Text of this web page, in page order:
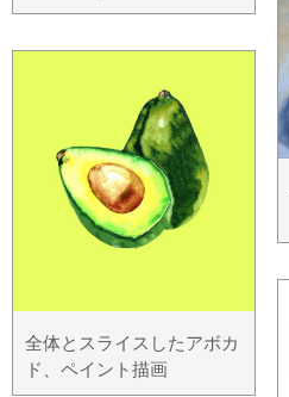
全体とスライスしたアボカ
ド、ペイント描画